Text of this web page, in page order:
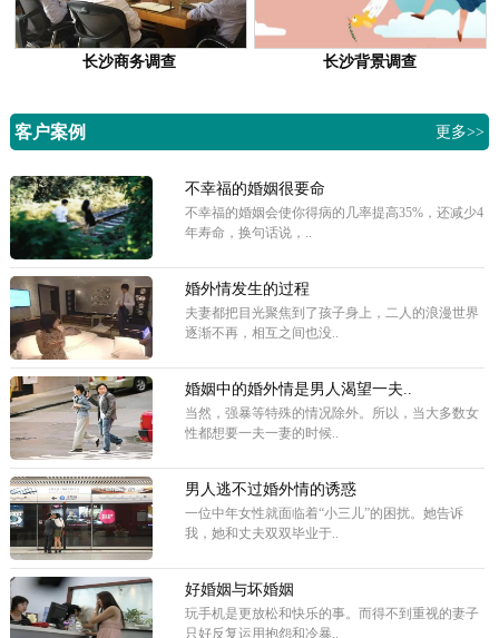
长沙商务调查 长沙背景调查
客户案例 更多>>
不幸福的婚姻很要命
不幸福的婚姻会使你得病的几率提高35%，还减少4
年寿命，换句话说，..
婚外情发生的过程
夫妻都把目光聚焦到了孩子身上，二人的浪漫世界
逐渐不再，相互之间也没..
婚姻中的婚外情是男人渴望一夫..
当然，强暴等特殊的情况除外。所以，当大多数女
性都想要一夫一妻的时候..
男人逃不过婚外情的诱惑
一位中年女性就面临着“小三儿”的困扰。她告诉
我，她和丈夫双双毕业于..
好婚姻与坏婚姻
玩手机是更放松和快乐的事。而得不到重视的妻子
只好反复运用抱怨和冷暴..